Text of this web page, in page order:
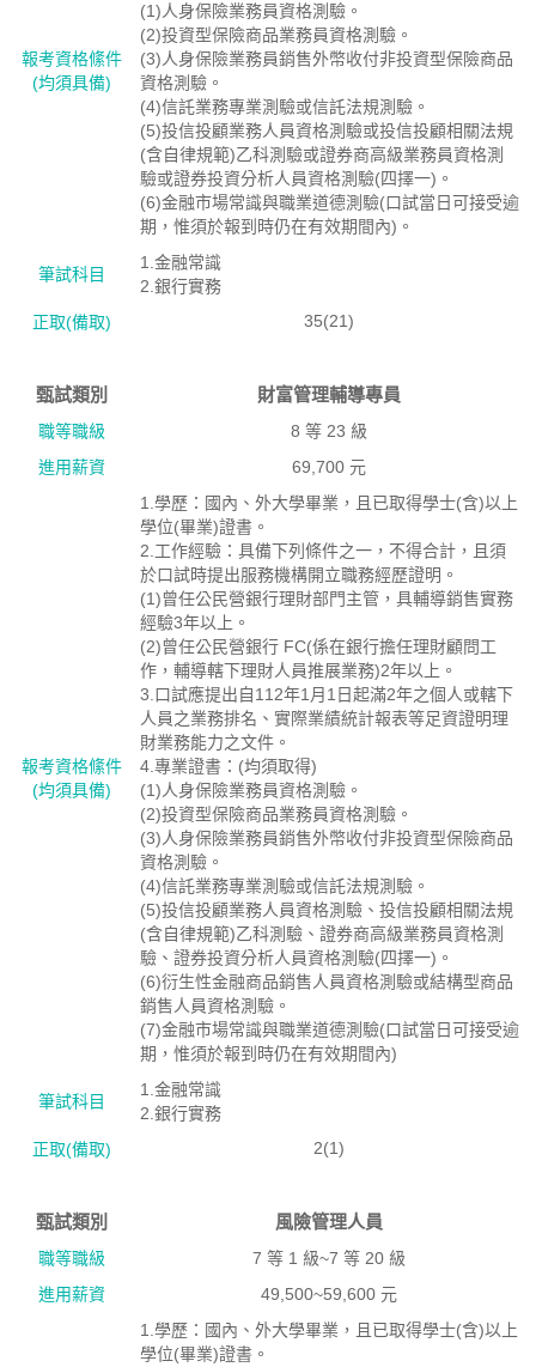
報考資格絛件
(均須具備)
(1)人身保險業務員資格測驗。
(2)投資型保險商品業務員資格測驗。
(3)人身保險業務員銷售外幣收付非投資型保險商品
資格測驗。
(4)信託業務專業測驗或信託法規測驗。
(5)投信投顧業務人員資格測驗或投信投顧相關法規
(含自律規範)乙科測驗或證券商高級業務員資格測
驗或證券投資分析人員資格測驗(四擇一)。
(6)金融市場常識與職業道德測驗(口試當日可接受逾
期，惟須於報到時仍在有效期間內)。
筆試科目
1.金融常識
2.銀行實務
正取(備取)
35(21)
甄試類別 財富管理輔導專員
職等職級
8 等 23 級
進用薪資
69,700 元
報考資格絛件
(均須具備)
1.學歷：國內、外大學畢業，且已取得學士(含)以上
學位(畢業)證書。
2.工作經驗：具備下列條件之一，不得合計，且須
於口試時提出服務機構開立職務經歷證明。
(1)曾任公民營銀行理財部門主管，具輔導銷售實務
經驗3年以上。
(2)曾任公民營銀行 FC(係在銀行擔任理財顧問工
作，輔導轄下理財人員推展業務)2年以上。
3.口試應提出自112年1月1日起滿2年之個人或轄下
人員之業務排名、實際業績統計報表等足資證明理
財業務能力之文件。
4.專業證書：(均須取得)
(1)人身保險業務員資格測驗。
(2)投資型保險商品業務員資格測驗。
(3)人身保險業務員銷售外幣收付非投資型保險商品
資格測驗。
(4)信託業務專業測驗或信託法規測驗。
(5)投信投顧業務人員資格測驗、投信投顧相關法規
(含自律規範)乙科測驗、證券商高級業務員資格測
驗、證券投資分析人員資格測驗(四擇一)。
(6)衍生性金融商品銷售人員資格測驗或結構型商品
銷售人員資格測驗。
(7)金融市場常識與職業道德測驗(口試當日可接受逾
期，惟須於報到時仍在有效期間內)
筆試科目
1.金融常識
2.銀行實務
正取(備取)
2(1)
甄試類別 風險管理人員
職等職級
7 等 1 級~7 等 20 級
進用薪資
49,500~59,600 元
1.學歷：國內、外大學畢業，且已取得學士(含)以上
學位(畢業)證書。